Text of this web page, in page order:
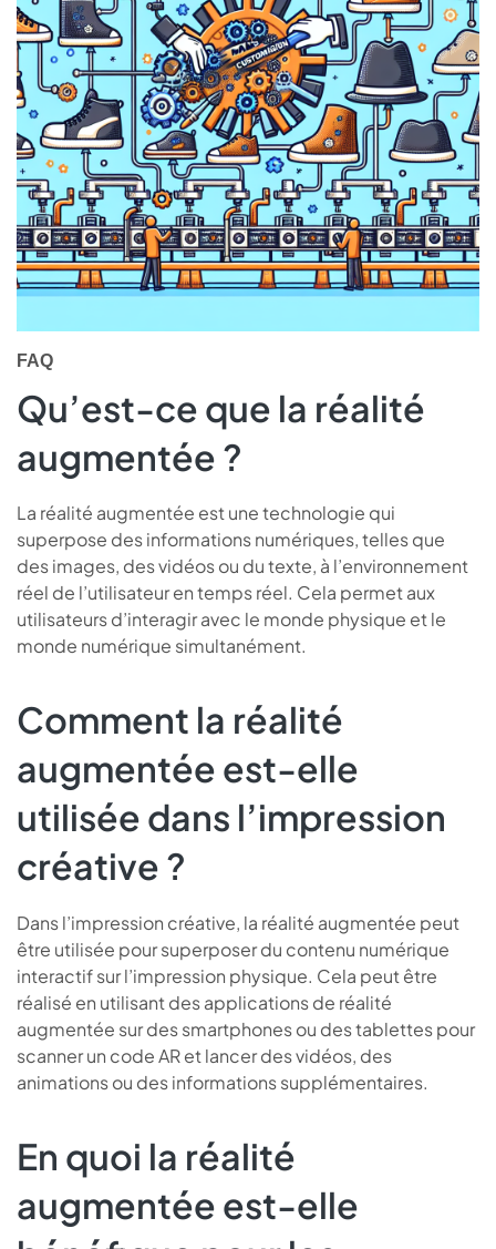
FAQ
Qu’est-ce que la réalité
augmentée ?
La réalité augmentée est une technologie qui
superpose des informations numériques, telles que
des images, des vidéos ou du texte, à l’environnement
réel de l’utilisateur en temps réel. Cela permet aux
utilisateurs d’interagir avec le monde physique et le
monde numérique simultanément.
Comment la réalité
augmentée est-elle
utilisée dans l’impression
créative ?
Dans l’impression créative, la réalité augmentée peut
être utilisée pour superposer du contenu numérique
interactif sur l’impression physique. Cela peut être
réalisé en utilisant des applications de réalité
augmentée sur des smartphones ou des tablettes pour
scanner un code AR et lancer des vidéos, des
animations ou des informations supplémentaires.
En quoi la réalité
augmentée est-elle